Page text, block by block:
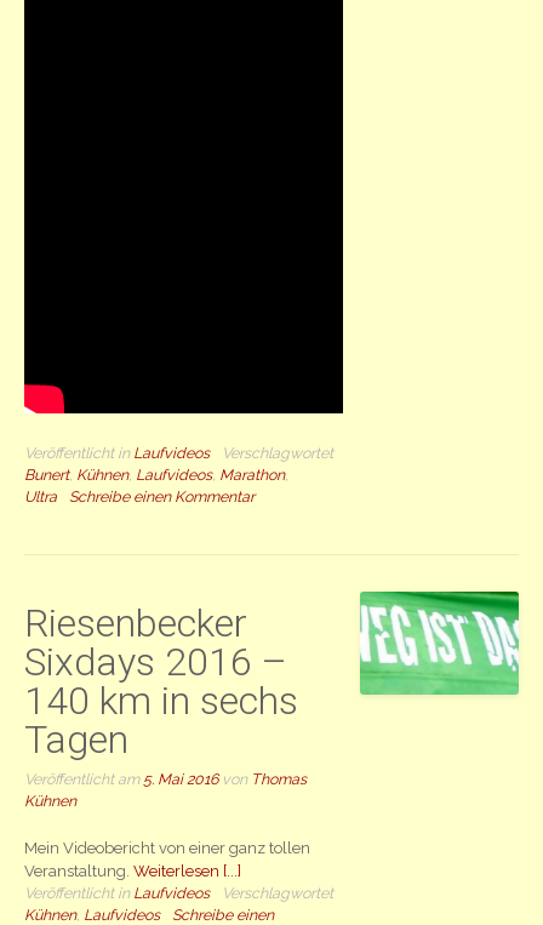
Veröffentlicht in Laufvideos
Verschlagwortet
Bunert, Kühnen, Laufvideos, Marathon,
Ultra
Schreibe einen Kommentar
Riesenbecker
Sixdays 2016 –
140 km in sechs
Tagen
Veröffentlicht am 5. Mai 2016von Thomas
Kühnen
Mein Videobericht von einer ganz tollen
Veranstaltung.Weiterlesen [...]
Veröffentlicht in Laufvideos
Verschlagwortet
Kühnen, Laufvideos
Schreibe einen